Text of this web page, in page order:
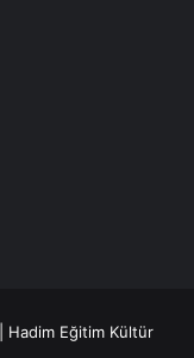
Hadim Eğitim Kültür